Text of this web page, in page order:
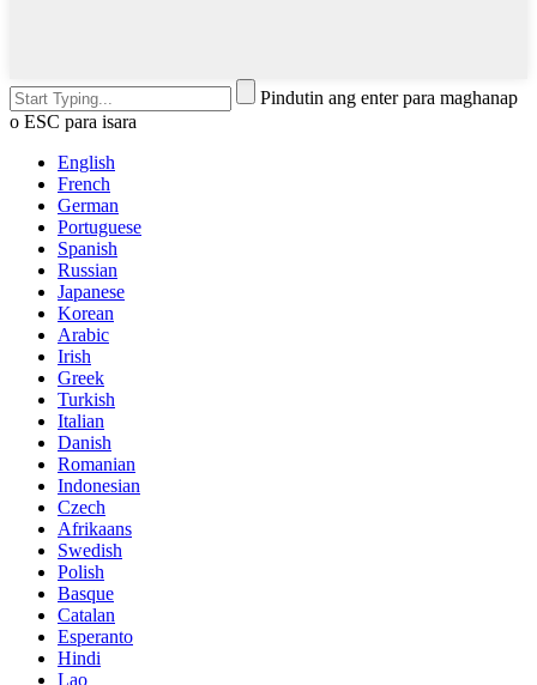
Pindutin ang enter para maghanap
o ESC para isara
English
French
German
Portuguese
Spanish
Russian
Japanese
Korean
Arabic
Irish
Greek
Turkish
Italian
Danish
Romanian
Indonesian
Czech
Afrikaans
Swedish
Polish
Basque
Catalan
Esperanto
Hindi
Lao